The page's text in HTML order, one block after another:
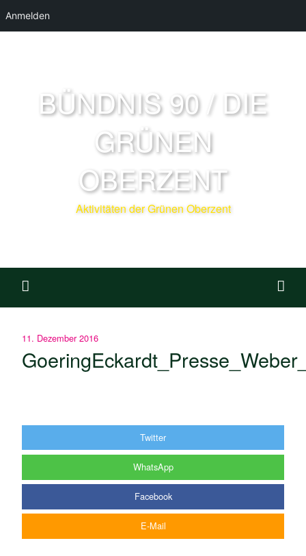
BÜNDNIS 90 / DIE
GRÜNEN
OBERZENT
Aktivitäten der Grünen Oberzent
11. Dezember 2016
Twitter
WhatsApp
Facebook
E-Mail
Anmelden